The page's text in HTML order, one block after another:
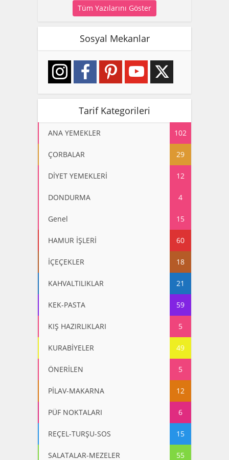
Tüm Yazılarını Göster
Sosyal Mekanlar
Tarif Kategorileri
ANA YEMEKLER 102
ÇORBALAR 29
DİYET YEMEKLERİ 12
DONDURMA 4
Genel 15
HAMUR İŞLERİ 60
İÇEÇEKLER 18
KAHVALTILIKLAR 21
KEK-PASTA 59
KIŞ HAZIRLIKLARI 5
KURABİYELER 49
ÖNERİLEN 5
PİLAV-MAKARNA 12
PÜF NOKTALARI 6
REÇEL-TURŞU-SOS 15
SALATALAR-MEZELER 55